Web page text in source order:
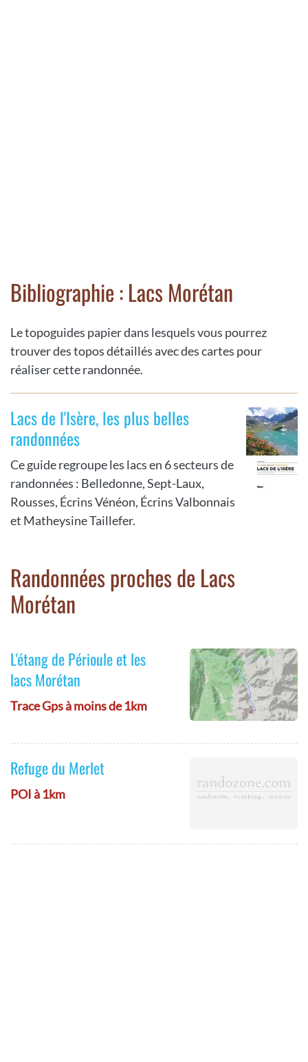
Bibliographie : Lacs Morétan
Le topoguides papier dans lesquels vous pourrez
trouver des topos détaillés avec des cartes pour
réaliser cette randonnée.
Lacs de l'Isère, les plus belles
randonnées
Ce guide regroupe les lacs en 6 secteurs de
randonnées : Belledonne, Sept-Laux,
Rousses, Écrins Vénéon, Écrins Valbonnais
et Matheysine Taillefer.
Randonnées proches de Lacs
Morétan
L'étang de Périoule et les
lacs Morétan
Trace Gps à moins de 1km
Refuge du Merlet
POI à 1km